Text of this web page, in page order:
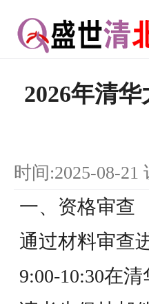
2026年清
时间:2025-08-21
一、资格审查
通过材料审查
9:00-10:30在